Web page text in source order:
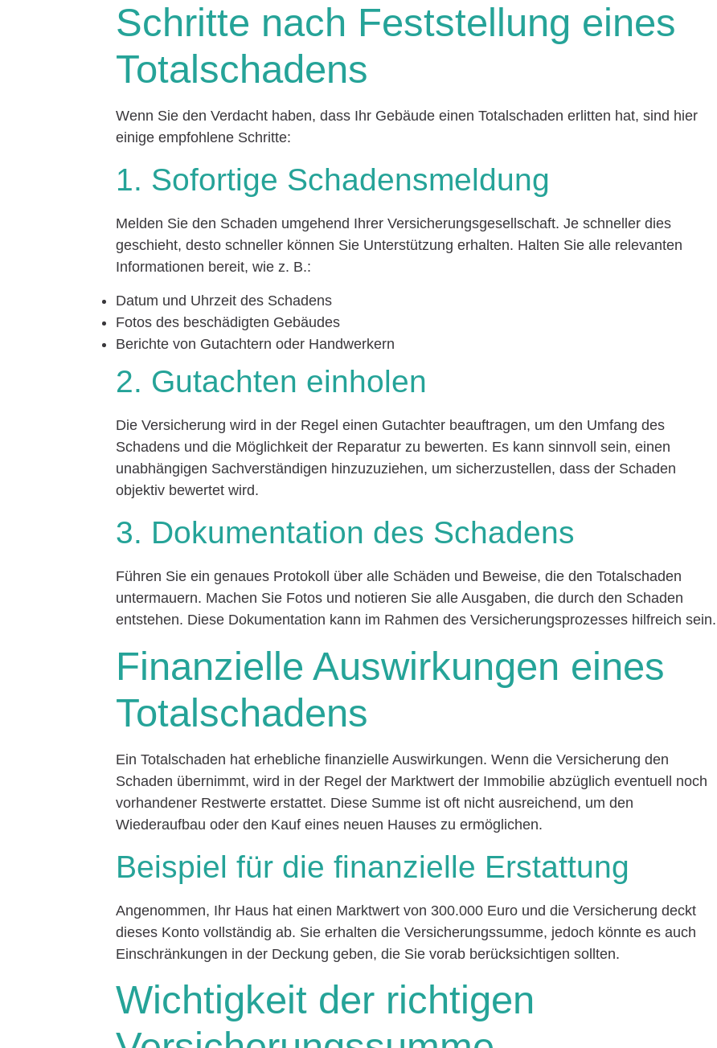
Schritte nach Feststellung eines
Totalschadens
Wenn Sie den Verdacht haben, dass Ihr Gebäude einen Totalschaden erlitten hat, sind hier
einige empfohlene Schritte:
1. Sofortige Schadensmeldung
Melden Sie den Schaden umgehend Ihrer Versicherungsgesellschaft. Je schneller dies
geschieht, desto schneller können Sie Unterstützung erhalten. Halten Sie alle relevanten
Informationen bereit, wie z. B.:
Datum und Uhrzeit des Schadens
Fotos des beschädigten Gebäudes
Berichte von Gutachtern oder Handwerkern
2. Gutachten einholen
Die Versicherung wird in der Regel einen Gutachter beauftragen, um den Umfang des
Schadens und die Möglichkeit der Reparatur zu bewerten. Es kann sinnvoll sein, einen
unabhängigen Sachverständigen hinzuzuziehen, um sicherzustellen, dass der Schaden
objektiv bewertet wird.
3. Dokumentation des Schadens
Führen Sie ein genaues Protokoll über alle Schäden und Beweise, die den Totalschaden
untermauern. Machen Sie Fotos und notieren Sie alle Ausgaben, die durch den Schaden
entstehen. Diese Dokumentation kann im Rahmen des Versicherungsprozesses hilfreich sein.
Finanzielle Auswirkungen eines
Totalschadens
Ein Totalschaden hat erhebliche finanzielle Auswirkungen. Wenn die Versicherung den
Schaden übernimmt, wird in der Regel der Marktwert der Immobilie abzüglich eventuell noch
vorhandener Restwerte erstattet. Diese Summe ist oft nicht ausreichend, um den
Wiederaufbau oder den Kauf eines neuen Hauses zu ermöglichen.
Beispiel für die finanzielle Erstattung
Angenommen, Ihr Haus hat einen Marktwert von 300.000 Euro und die Versicherung deckt
dieses Konto vollständig ab. Sie erhalten die Versicherungssumme, jedoch könnte es auch
Einschränkungen in der Deckung geben, die Sie vorab berücksichtigen sollten.
Wichtigkeit der richtigen